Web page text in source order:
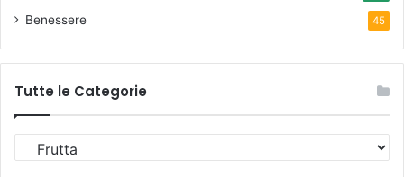
Benessere 45
Tutte le Categorie
u